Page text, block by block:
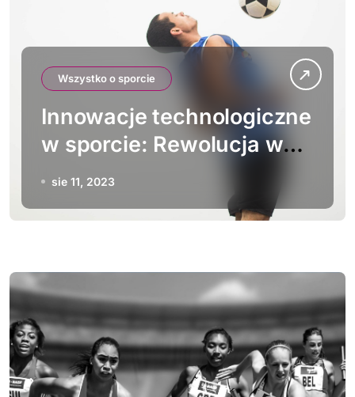
Wszystko o sporcie
Innowacje technologiczne
w sporcie: Rewolucja w
rozwoju dyscyplin
sie 11, 2023